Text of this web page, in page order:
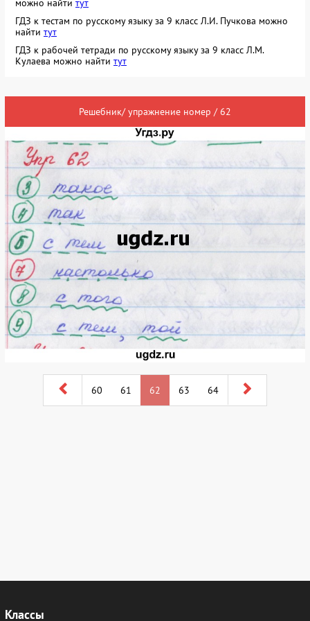
ГДЗ к тестам по русскому языку за 9 класс Л.И. Пучкова можно
найти тут
ГДЗ к рабочей тетради по русскому языку за 9 класс Л.М.
Кулаева можно найти тут
Решебник/ упражнение номер / 62
60 61 62 63 64
Классы